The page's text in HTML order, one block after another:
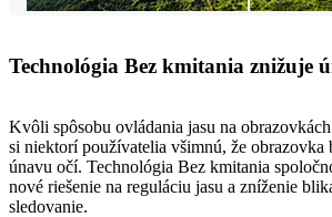
Technológia Bez kmitania znižuje
Kvôli spôsobu ovládania jasu na
si niektorí používatelia všimnú, že obrazovka
únavu očí. Technológia Bez kmitania
nové riešenie na reguláciu jasu a zníženie
sledovanie.